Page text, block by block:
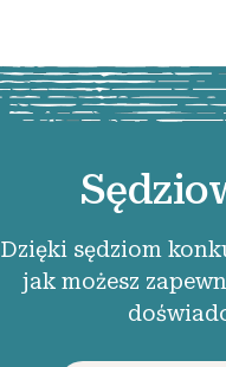
Dzięki sędziom
jak możesz